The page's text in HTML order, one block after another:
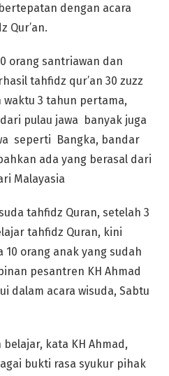
dengan acara
Qur’an.
orang santriawan dan
tahfidz qur’an 30 zuzz
waktu 3 tahun pertama,
pulau jawa banyak juga
seperti Bangka, bandar
ada yang berasal dari
Malayasia
tahfidz Quran, setelah 3
tahfidz Quran, kini
orang anak yang sudah
pesantren KH Ahmad
dalam acara wisuda, Sabtu
kata KH Ahmad,
bukti rasa syukur pihak